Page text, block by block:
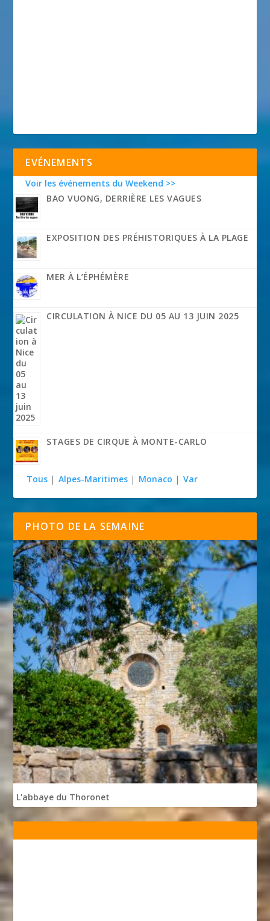
EVÉNEMENTS
Voir les événements du Weekend >>
BAO VUONG, DERRIÈRE LES VAGUES
EXPOSITION DES PRÉHISTORIQUES À LA PLAGE
MER À L’ÉPHÉMÈRE
CIRCULATION À NICE DU 05 AU 13 JUIN 2025
STAGES DE CIRQUE À MONTE-CARLO
Tous | Alpes-Maritimes | Monaco | Var
PHOTO DE LA SEMAINE
L'abbaye du Thoronet